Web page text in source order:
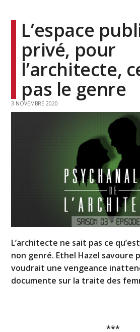
L’espace
privé, pour
l’architecte,
pas le genre
3 NOVEMBRE 2020
L’architecte ne sait pas ce
non genré. Ethel Hazel savoure
voudrait une vengeance
documente sur la traite des
***